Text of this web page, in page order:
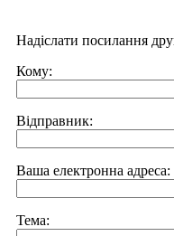
Надіслати посилання
Кому:
Відправник:
Ваша електронна адреса:
Тема: